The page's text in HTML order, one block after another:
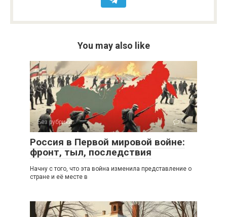
You may also like
Без рубрики 0
Россия в Первой мировой войне:
фронт, тыл, последствия
Начну с того, что эта война изменила представление о
стране и её месте в